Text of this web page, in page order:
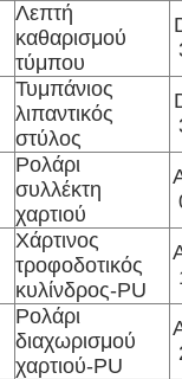
Λεπτή
καθαρισμού
τύμπου
Τυμπάνιος
λιπαντικός
στύλος
Ρολάρι
συλλέκτη
χαρτιού
Χάρτινος
τροφοδοτικός
κυλίνδρος-PU
Ρολάρι
διαχωρισμού
χαρτιού-PU